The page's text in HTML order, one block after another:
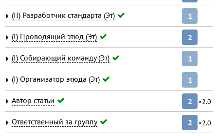
(II) Разработчик стандарта (Эт) 1
(I) Проводящий этюд (Эт) 2
(I) Собирающий команду (Эт) 1
(I) Организатор этюда (Эт) 1
Автор статьи 2 ×2.0
Ответственный за группу 2 ×2.0